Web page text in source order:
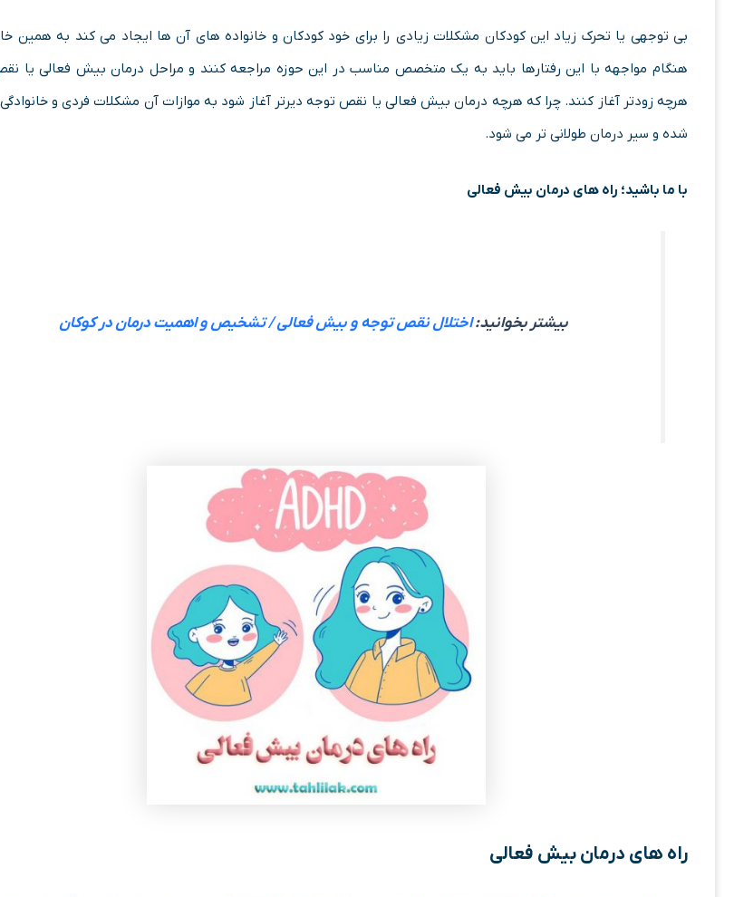
بی توجهی یا تحرک زیاد این کودکان مشکلات زیادی را برای خود کودکان و خانواده های آن ها ایجاد می کند به همین
هنگام مواجهه با این رفتارها باید به یک متخصص مناسب در این حوزه مراجعه کنند و مراحل درمان بیش فعالی یا
هرچه زودتر آغاز کنند. چرا که هرچه درمان بیش فعالی یا نقص توجه دیرتر آغاز شود به موازات آن مشکلات فردی و
شده و سیر درمان طولانی تر می شود.
با ما باشید؛ راه های درمان بیش فعالی
بیشتر بخوانید:اختلال نقص توجه و بیش فعالی / تشخیص و اهمیت درمان در کوکان
راه های درمان بیش فعالی